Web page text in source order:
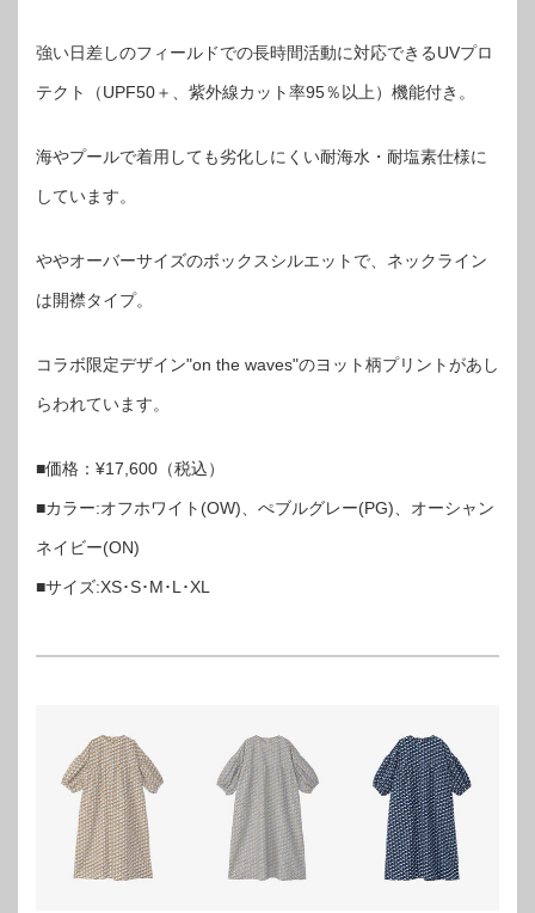
強い日差しのフィールドでの長時間活動に対応できるUVプロ
テクト（UPF50＋、紫外線カット率95％以上）機能付き。
海やプールで着用しても劣化しにくい耐海水・耐塩素仕様に
しています。
ややオーバーサイズのボックスシルエットで、ネックライン
は開襟タイプ。
コラボ限定デザイン"on the waves"のヨット柄プリントがあし
らわれています。
■価格：¥17,600（税込）
■カラー:オフホワイト(OW)、ぺブルグレー(PG)、オーシャン
ネイビー(ON)
■サイズ:XS･S･M･L･XL